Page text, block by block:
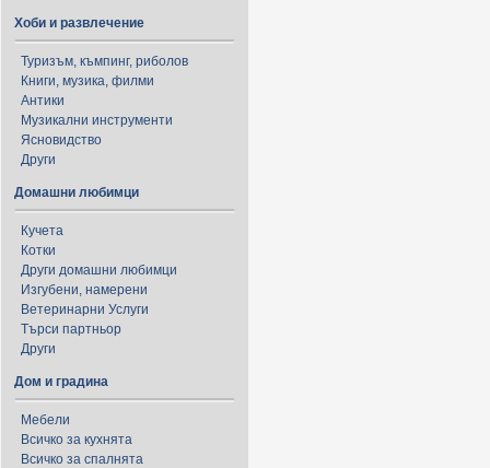
Хоби и развлечение
Туризъм, къмпинг, риболов
Книги, музика, филми
Антики
Музикални инструменти
Ясновидство
Други
Домашни любимци
Кучета
Котки
Други домашни любимци
Изгубени, намерени
Ветеринарни Услуги
Търси партньор
Други
Дом и градина
Мебели
Всичко за кухнята
Всичко за спалнята